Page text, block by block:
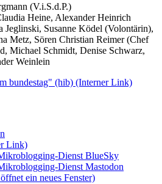
(V.i.S.d.P.)
Heine, Alexander Heinrich
Jeglinski, Susanne Ködel (Volontärin),
Metz, Sören Christian Reimer (Chef
Michael Schmidt, Denise Schwarz,
Weinlein
bundestag" (hib) (Interner Link)
Link)
Dienst BlueSky
Dienst Mastodon
ein neues Fenster)